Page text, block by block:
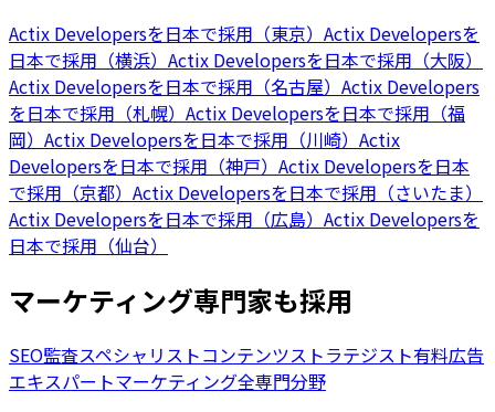
Actix Developersを日本で採用（東京） Actix Developersを
日本で採用（横浜） Actix Developersを日本で採用（大阪）
Actix Developersを日本で採用（名古屋） Actix Developers
を日本で採用（札幌） Actix Developersを日本で採用（福
岡） Actix Developersを日本で採用（川崎） Actix
Developersを日本で採用（神戸） Actix Developersを日本
で採用（京都） Actix Developersを日本で採用（さいたま）
Actix Developersを日本で採用（広島） Actix Developersを
日本で採用（仙台）
マーケティング専門家も採用
SEO監査スペシャリストコンテンツストラテジスト有料広告
エキスパートマーケティング全専門分野